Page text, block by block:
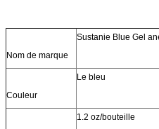
Nom de marque
Sustanie Blue Gel
Couleur
Le bleu
1.2 oz/bouteille